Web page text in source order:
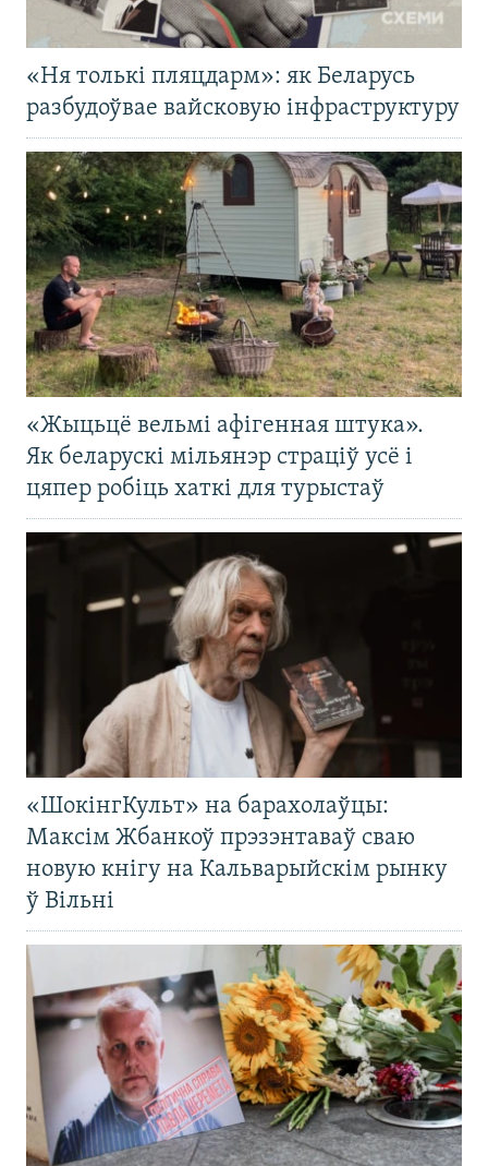
«Ня толькі пляцдарм»: як Беларусь
разбудоўвае вайсковую інфраструктуру
«Жыцьцё вельмі афігенная штука».
Як беларускі мільянэр страціў усё і
цяпер робіць хаткі для турыстаў
«ШокінгКульт» на барахолаўцы:
Максім Жбанкоў прэзэнтаваў сваю
новую кнігу на Кальварыйскім рынку
ў Вільні